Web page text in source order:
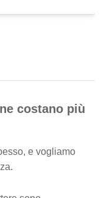
costano più
e vogliamo